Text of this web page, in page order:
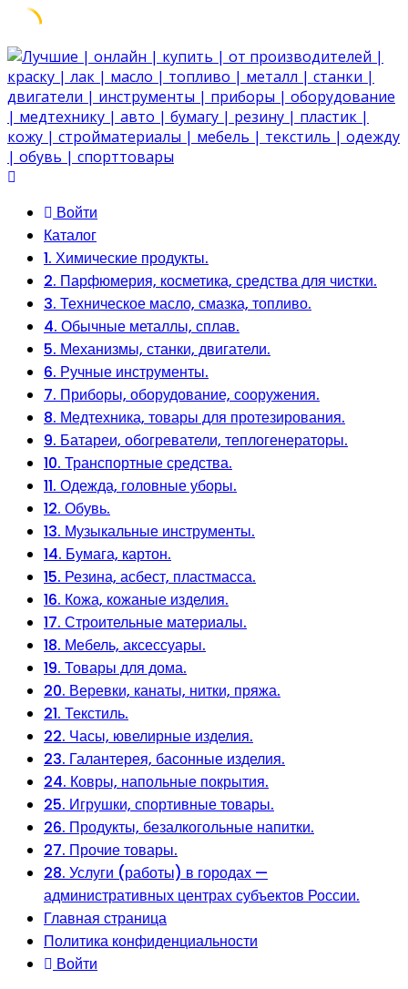
Skip
to
content
Войти
Каталог
1. Химические продукты.
2. Парфюмерия, косметика, средства для чистки.
3. Техническое масло, смазка, топливо.
4. Обычные металлы, сплав.
5. Механизмы, станки, двигатели.
6. Ручные инструменты.
7. Приборы, оборудование, сооружения.
8. Медтехника, товары для протезирования.
9. Батареи, обогреватели, теплогенераторы.
10. Транспортные средства.
11. Одежда, головные уборы.
12. Обувь.
13. Музыкальные инструменты.
14. Бумага, картон.
15. Резина, асбест, пластмасса.
16. Кожа, кожаные изделия.
17. Строительные материалы.
18. Мебель, аксессуары.
19. Товары для дома.
20. Веревки, канаты, нитки, пряжа.
21. Текстиль.
22. Часы, ювелирные изделия.
23. Галантерея, басонные изделия.
24. Ковры, напольные покрытия.
25. Игрушки, спортивные товары.
26. Продукты, безалкогольные напитки.
27. Прочие товары.
28. Услуги (работы) в городах —
административных центрах субъектов России.
Главная страница
Политика конфиденциальности
Войти